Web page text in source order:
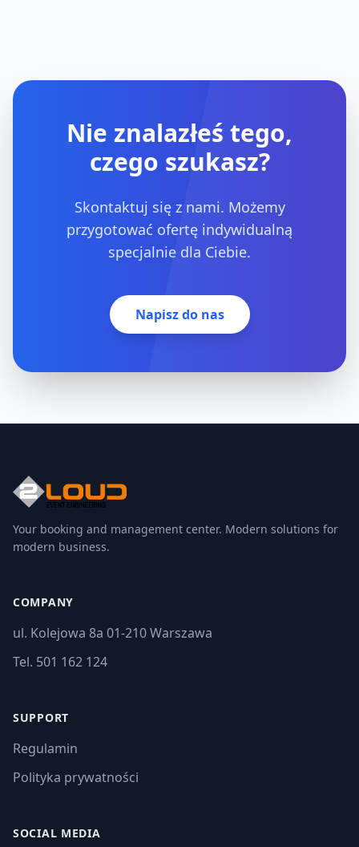
Nie znalazłeś tego,
czego szukasz?
Skontaktuj się z nami. Możemy
przygotować ofertę indywidualną
specjalnie dla Ciebie.
Napisz do nas
Your booking and management center. Modern solutions for
modern business.
COMPANY
ul. Kolejowa 8a 01-210 Warszawa
Tel. 501 162 124
SUPPORT
Regulamin
Polityka prywatności
SOCIAL MEDIA